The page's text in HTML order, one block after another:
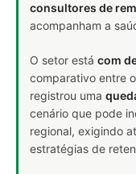
consultores de
acompanham a
O setor está com
comparativo entre
registrou uma
cenário que pode
regional, exigindo
estratégias de